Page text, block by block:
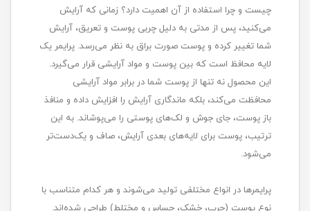
چیست و چرا استفاده از آن اهمیت دارد؟ زمانی که آرایش
می‌کنید، پس از مدتی به دلیل چربی پوست و تعریق، آرایش
شما تغییر کرده و پوست صورت براق به نظر می‌رسد. پرایمر یک
لایه محافظ است که بین پوست و مواد آرایشی قرار می‌گیرد.
این محصول نه تنها از پوست شما در برابر مواد آرایشی
محافظت می‌کند، بلکه ماندگاری آرایش را افزایش داده و منافذ
باز پوست، جای جوش و لک‌های پوستی را می‌پوشاند. به این
ترتیب، پوست برای لایه‌های بعدی آرایش، صاف و یک‌دست‌تر
می‌شود.
پرایمرها در انواع مختلفی تولید می‌شوند و هر کدام متناسب با
نوع پوست (چرب، خشک، حساس و مختلط) طراحی شده‌اند.